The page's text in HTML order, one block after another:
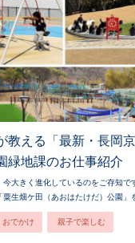
教える「最新・長岡京
緑地課のお仕事紹介
大きく進化しているのをご存知で
粟生畑ケ田（あおはたけだ）公園
おでかけ 親子で楽しむ